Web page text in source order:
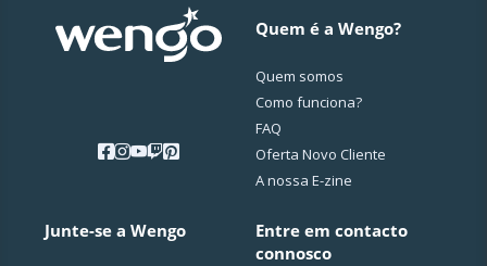
Quem é a Wengo?
Quem somos
Como funciona?
FAQ
Oferta Novo Cliente
A nossa E-zine
Junte-se a Wengo
Entre em contacto
connosco